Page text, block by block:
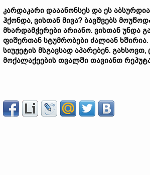
კარდაკარი დააანონსეს და ეს
ჰქონდა, ვისთან მივა? ბავშვებს
მხარდამჭერები არიანო. ვისთან უნდა
ფიშერთან სტუმრობები ძალიან
სიუჟეტის მსგავსად აპარებენ.
მოქალაქეების თვალში თავიანთ